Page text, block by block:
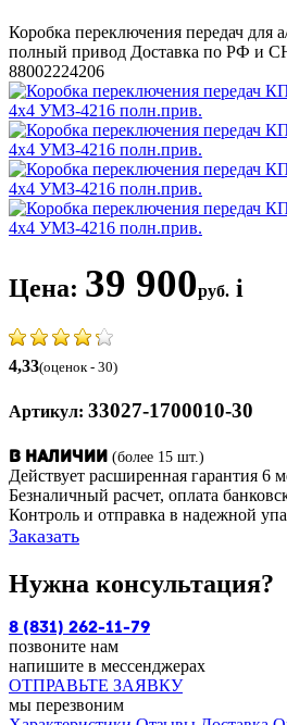
Коробка переключения передач для
полный привод Доставка по РФ и
88002224206
Цена: 39 900руб. i
4,33(оценок - 30)
Артикул: 33027-1700010-30
В наличии (более 15 шт.)
Действует расширенная гарантия 6
Безналичный расчет, оплата
Контроль и отправка в надежной
Заказать
Нужна консультация?
8 (831) 262-11-79
позвоните нам
напишите в мессенджерах
ОТПРАВЬТЕ ЗАЯВКУ
мы перезвоним